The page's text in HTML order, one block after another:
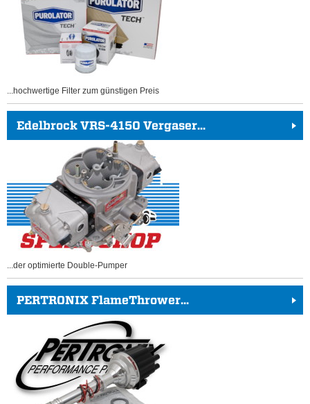
...hochwertige Filter zum günstigen Preis
Edelbrock VRS-4150 Vergaser...
...der optimierte Double-Pumper
PERTRONIX FlameThrower...